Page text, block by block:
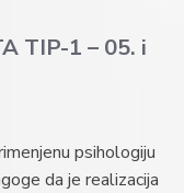
TIP-1 – 05. i
psihologiju
da je realizacija